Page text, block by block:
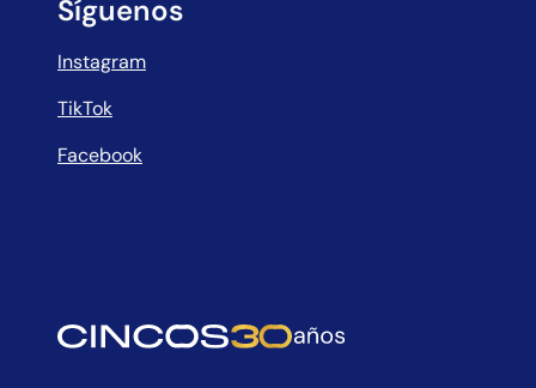
Síguenos
Instagram
TikTok
Facebook